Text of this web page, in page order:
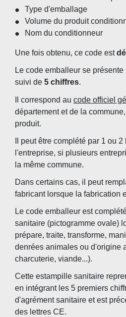
Type d'emballage
Volume du produit
Nom du conditionneur
Une fois obtenu, ce code est
Le code emballeur se présente
suivi de 5 chiffres.
Il correspond au code officiel
département et de la
produit.
Il peut être complété par 1 ou
l'entreprise, si plusieurs
la même commune.
Dans certains cas, il peut
fabricant lorsque la fabrication
Le code emballeur est
sanitaire (pictogramme ovale)
prépare, traite, transforme,
denrées animales ou d'origine
charcuterie, viande...).
Cette estampille sanitaire
en intégrant les 5 premiers
d'agrément sanitaire et est
des lettres CE.